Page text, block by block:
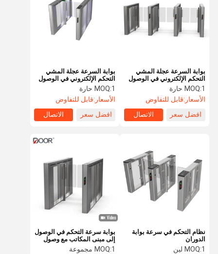
بوابة السرعة عجلة المشي
التحكم الإلكتروني في الوصول
بوابة عجلة مع شهادة CE
MOQ:1 حارة
الأسعار:قابل للتفاوض
افضل سعر
الاتصال
بوابة السرعة عجلة المشي
التحكم الإلكتروني في الوصول
بوابة عجلة مع شهادة CE
MOQ:1 حارة
الأسعار:قابل للتفاوض
افضل سعر
الاتصال
نظام التحكم في سرعة بوابة
الدوران
MOQ:1 لين
بوابة سرعة التحكم في الوصول
إلى مبنى المكاتب مع وصول
واسع للمعاقين
MOQ:1 مجموعة